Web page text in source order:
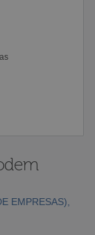
EMPRESAS),